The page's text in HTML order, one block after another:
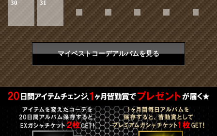
30 31
マイベストコーデアルバムを見る